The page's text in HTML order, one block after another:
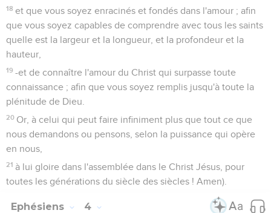
18 et que vous soyez enracinés et fondés dans l'amour ; afin
que vous soyez capables de comprendre avec tous les saints
quelle est la largeur et la longueur, et la profondeur et la
hauteur,
19 -et de connaître l'amour du Christ qui surpasse toute
connaissance ; afin que vous soyez remplis jusqu'à toute la
plénitude de Dieu.
20 Or, à celui qui peut faire infiniment plus que tout ce que
nous demandons ou pensons, selon la puissance qui opère
en nous,
21 à lui gloire dans l'assemblée dans le Christ Jésus, pour
toutes les générations du siècle des siècles ! Amen).
Ephésiens 4